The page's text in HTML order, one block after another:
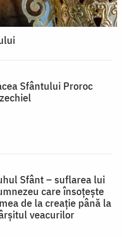
Sfântului Proroc
Sfânt – suflarea lui
care însoțește
de la creație până la
veacurilor